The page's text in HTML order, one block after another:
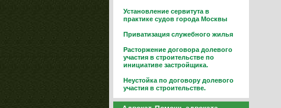
Установление сервитута в
практике судов города Москвы
Приватизация служебного жилья
Расторжение договора долевого
участия в строительстве по
инициативе застройщика.
Неустойка по договору долевого
участия в строительстве.